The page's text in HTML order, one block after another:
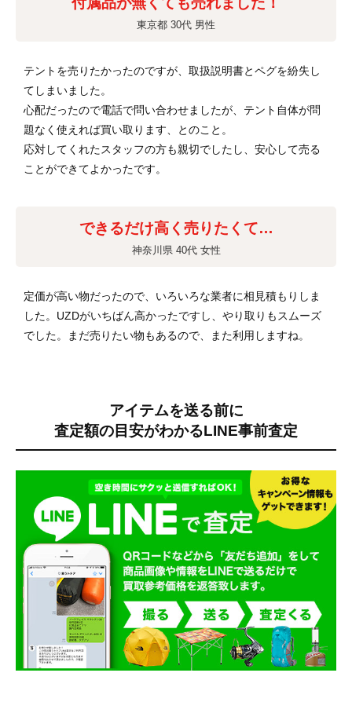
東京都 30代 男性
テントを売りたかったのですが、取扱説明書とペグを紛失し
てしまいました。
心配だったので電話で問い合わせましたが、テント自体が問
題なく使えれば買い取ります、とのこと。
応対してくれたスタッフの方も親切でしたし、安心して売る
ことができてよかったです。
できるだけ高く売りたくて…
神奈川県 40代 女性
定価が高い物だったので、いろいろな業者に相見積もりしま
した。UZDがいちばん高かったですし、やり取りもスムーズ
でした。まだ売りたい物もあるので、また利用しますね。
アイテムを送る前に
査定額の目安がわかるLINE事前査定